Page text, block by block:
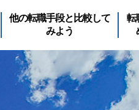
他の転職手段と比較して
みよう
転